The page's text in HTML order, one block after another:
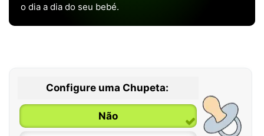
o dia a dia do seu bebé.
Configure uma Chupeta:
Não